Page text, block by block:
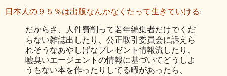
日本人の９５％は出版なんかなくたって生きていける:
だからさ、人件費削って若年編集者だけでくだ
らない雑誌出したり、公正取引委員会に訴えら
れそうなあやしげなプレゼント情報流したり、
嘘臭いエージェントの情報に基づいてどうしよ
うもない本を作ったりしてる暇があったら、